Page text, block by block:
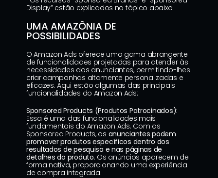
Display” estão explicados no tópico abaixo.
UMA AMAZÔNIA DE
POSSIBILIDADES
O Amazon Ads oferece uma gama abrangente
de funcionalidades projetadas para atender às
necessidades dos anunciantes, permitindo-lhes
criar campanhas altamente personalizadas e
eficazes. Aqui estão algumas das principais
funcionalidades do Amazon Ads:
Sponsored Products (Produtos Patrocinados):
Essa é uma das funcionalidades mais
fundamentais do Amazon Ads. Com os
Sponsored Products, os anunciantes podem
promover produtos específicos dentro dos
resultados de pesquisa e nas páginas de
detalhes do produto. Os anúncios aparecem de
forma nativa, proporcionando uma experiência
de compra integrada.